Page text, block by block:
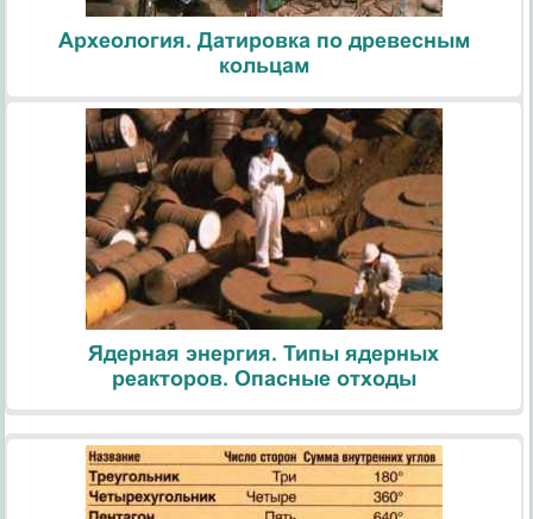
Археология. Датировка по древесным
кольцам
Ядерная энергия. Типы ядерных
реакторов. Опасные отходы